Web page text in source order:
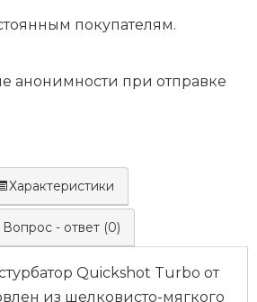
покупателям.
анонимности при отправке
Характеристики
Вопрос - ответ (0)
Quickshot Turbo от
из шелковисто-мягкого